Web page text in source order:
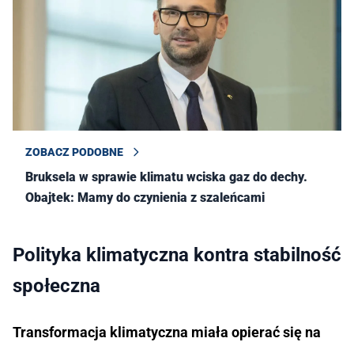
ZOBACZ PODOBNE
Bruksela w sprawie klimatu wciska gaz do dechy.
Obajtek: Mamy do czynienia z szaleńcami
Polityka klimatyczna kontra stabilność
społeczna
Transformacja klimatyczna miała opierać się na